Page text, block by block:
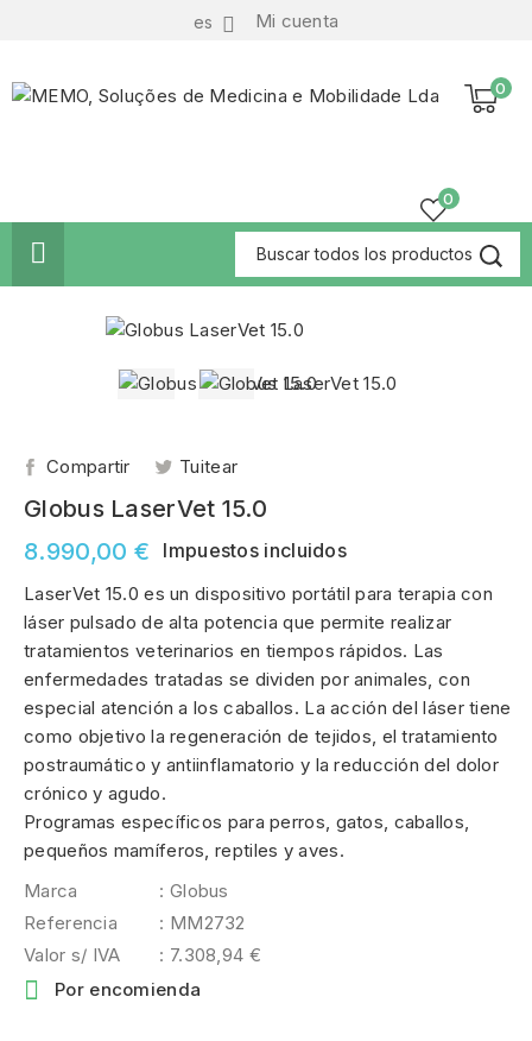
Mi cuenta
es 
0
0

Compartir Tuitear
Globus LaserVet 15.0
8.990,00 €
Impuestos incluidos
LaserVet 15.0 es un dispositivo portátil para terapia con
láser pulsado de alta potencia que permite realizar
tratamientos veterinarios en tiempos rápidos. Las
enfermedades tratadas se dividen por animales, con
especial atención a los caballos. La acción del láser tiene
como objetivo la regeneración de tejidos, el tratamiento
postraumático y antiinflamatorio y la reducción del dolor
crónico y agudo.
Programas específicos para perros, gatos, caballos,
pequeños mamíferos, reptiles y aves.
Marca
: Globus
Referencia
: MM2732
Valor s/ IVA
: 7.308,94 €
 Por encomienda